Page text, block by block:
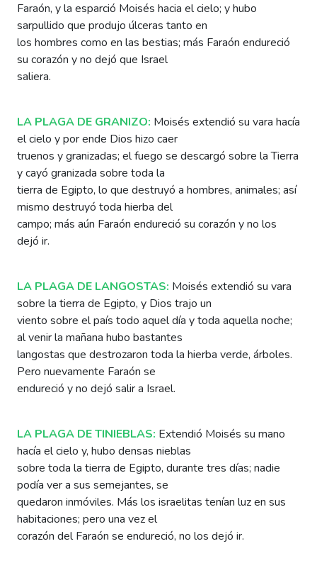
Faraón, y la esparció Moisés hacia el cielo; y hubo
sarpullido que produjo úlceras tanto en
los hombres como en las bestias; más Faraón endureció
su corazón y no dejó que Israel
saliera.
LA PLAGA DE GRANIZO: Moisés extendió su vara hacía
el cielo y por ende Dios hizo caer
truenos y granizadas; el fuego se descargó sobre la Tierra
y cayó granizada sobre toda la
tierra de Egipto, lo que destruyó a hombres, animales; así
mismo destruyó toda hierba del
campo; más aún Faraón endureció su corazón y no los
dejó ir.
LA PLAGA DE LANGOSTAS: Moisés extendió su vara
sobre la tierra de Egipto, y Dios trajo un
viento sobre el país todo aquel día y toda aquella noche;
al venir la mañana hubo bastantes
langostas que destrozaron toda la hierba verde, árboles.
Pero nuevamente Faraón se
endureció y no dejó salir a Israel.
LA PLAGA DE TINIEBLAS: Extendió Moisés su mano
hacía el cielo y, hubo densas nieblas
sobre toda la tierra de Egipto, durante tres días; nadie
podía ver a sus semejantes, se
quedaron inmóviles. Más los israelitas tenían luz en sus
habitaciones; pero una vez el
corazón del Faraón se endureció, no los dejó ir.